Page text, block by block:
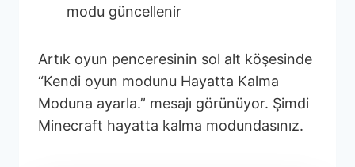
modu güncellenir
Artık oyun penceresinin sol alt köşesinde
“Kendi oyun modunu Hayatta Kalma
Moduna ayarla.” mesajı görünüyor. Şimdi
Minecraft hayatta kalma modundasınız.